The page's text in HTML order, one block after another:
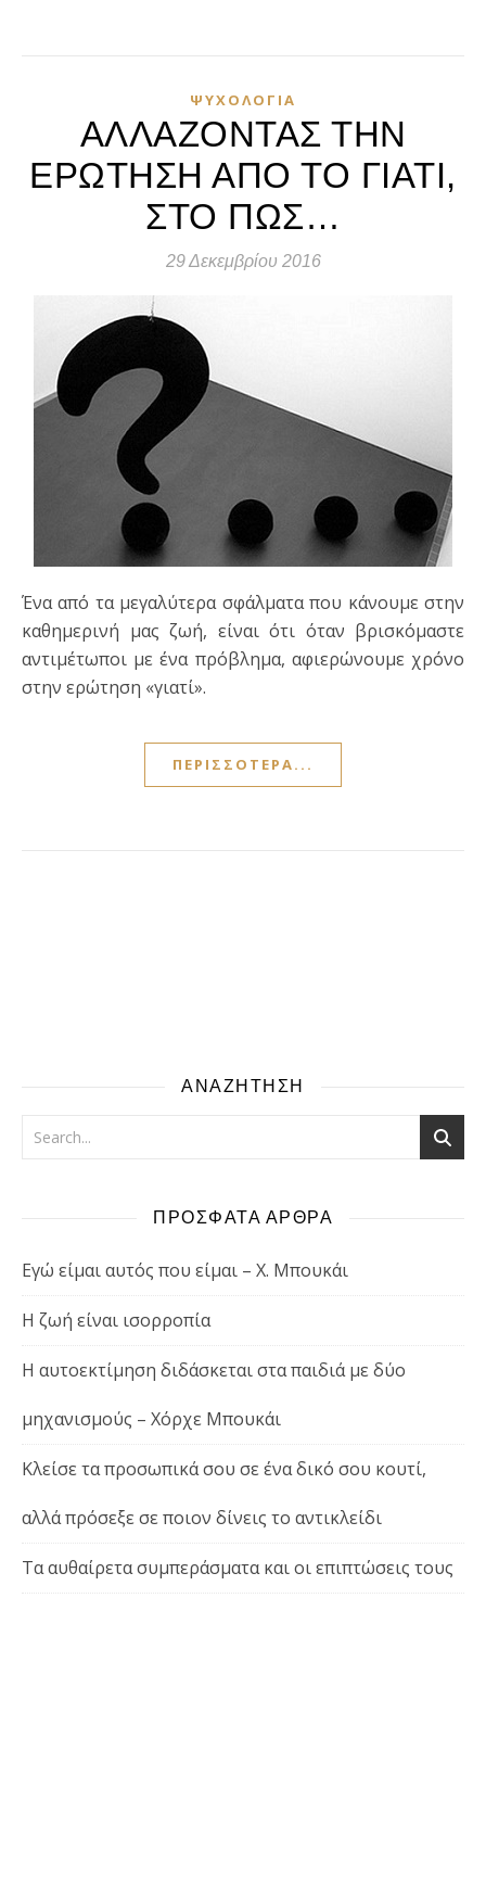
ΨΥΧΟΛΟΓΊΑ
ΑΛΛΑΖΟΝΤΑΣ ΤΗΝ
ΕΡΩΤΗΣΗ ΑΠΟ ΤΟ ΓΙΑΤΙ,
ΣΤΟ ΠΩΣ…
29 Δεκεμβρίου 2016
Ένα από τα μεγαλύτερα σφάλματα που κάνουμε στην
καθημερινή μας ζωή, είναι ότι όταν βρισκόμαστε
αντιμέτωποι με ένα πρόβλημα, αφιερώνουμε χρόνο
στην ερώτηση «γιατί».
ΠΕΡΙΣΣΌΤΕΡΑ...
ΑΝΑΖΗΤΗΣΗ
ΠΡΟΣΦΑΤΑ ΑΡΘΡΑ
Εγώ είμαι αυτός που είμαι – Χ. Μπουκάι
Η ζωή είναι ισορροπία
Η αυτοεκτίμηση διδάσκεται στα παιδιά με δύο
μηχανισμούς – Χόρχε Μπουκάι
Κλείσε τα προσωπικά σου σε ένα δικό σου κουτί,
αλλά πρόσεξε σε ποιον δίνεις το αντικλείδι
Τα αυθαίρετα συμπεράσματα και οι επιπτώσεις τους